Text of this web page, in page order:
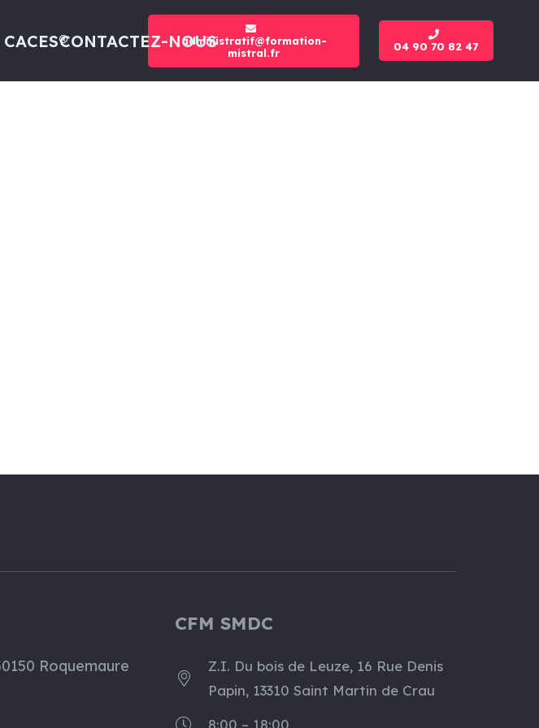
CONTACTEZ-NOUSadministratif@formation-
mistral.fr
04 90 70 82 47
Roquemaure
CFM SMDC
Z.I. Du bois de Leuze, 16 Rue Denis
Papin, 13310 Saint Martin de Crau
8:00 – 18:00